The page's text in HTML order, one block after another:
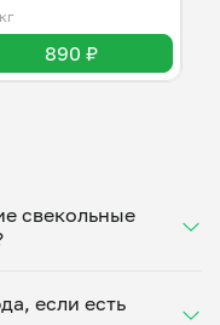
890 ₽
свекольные
свежее
если есть